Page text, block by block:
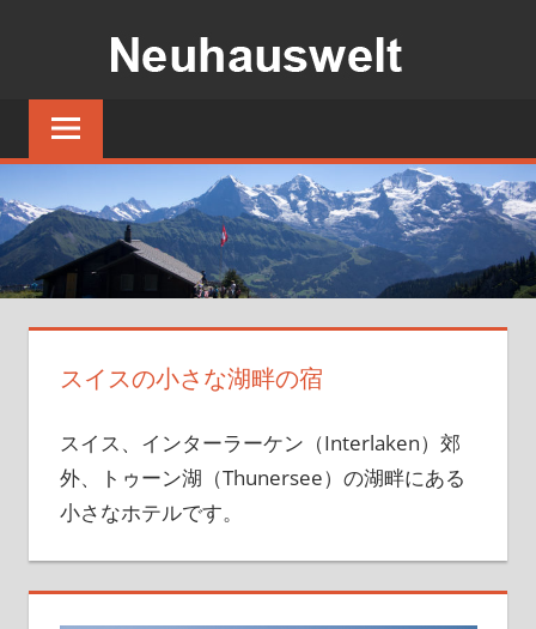
ツ
へ
ス
キ
ッ
ス
小
な
スイスの小さな湖畔の宿
スイス、インターラーケン（Interlaken）郊
外、トゥーン湖（Thunersee）の湖畔にある
小さなホテルです。